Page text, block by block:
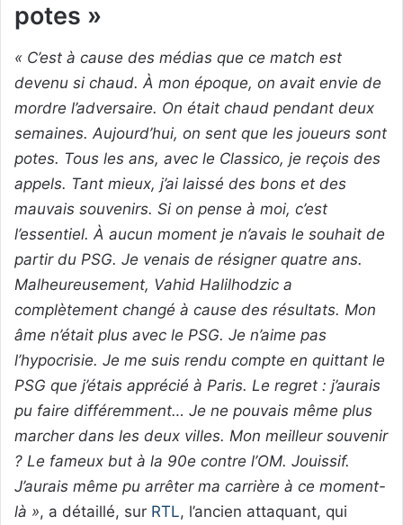
potes »
« C’est à cause des médias que ce match est
devenu si chaud. À mon époque, on avait envie de
mordre l’adversaire. On était chaud pendant deux
semaines. Aujourd’hui, on sent que les joueurs sont
potes. Tous les ans, avec le Classico, je reçois des
appels. Tant mieux, j’ai laissé des bons et des
mauvais souvenirs. Si on pense à moi, c’est
l’essentiel. À aucun moment je n’avais le souhait de
partir du PSG. Je venais de résigner quatre ans.
Malheureusement, Vahid Halilhodzic a
complètement changé à cause des résultats. Mon
âme n’était plus avec le PSG. Je n’aime pas
l’hypocrisie. Je me suis rendu compte en quittant le
PSG que j’étais apprécié à Paris. Le regret : j’aurais
pu faire différemment… Je ne pouvais même plus
marcher dans les deux villes. Mon meilleur souvenir
? Le fameux but à la 90e contre l’OM. Jouissif.
J’aurais même pu arrêter ma carrière à ce moment-
là », a détaillé, sur RTL, l’ancien attaquant, qui